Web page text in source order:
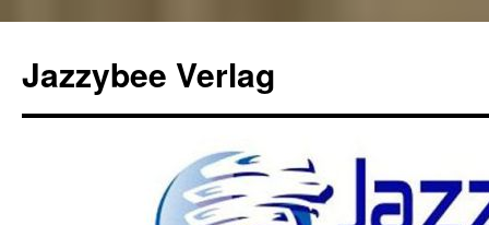
Jazzybee Verlag